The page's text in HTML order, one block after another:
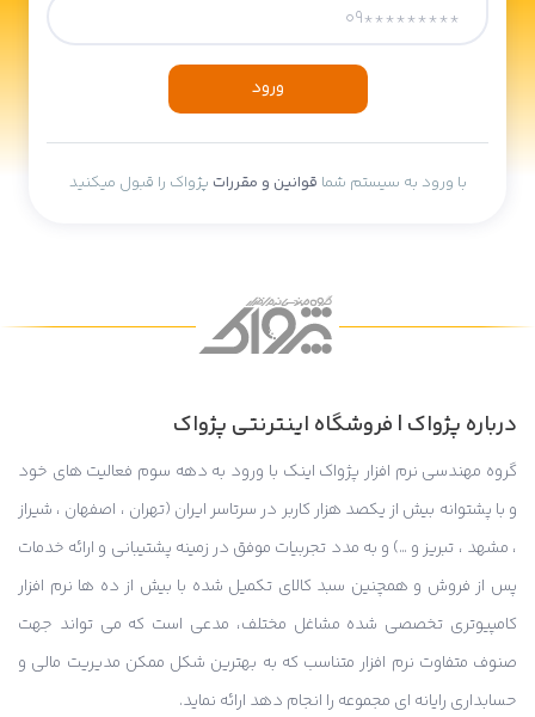
ورود
با ورود به سیستم شما قوانین و مقررات پژواک را قبول میکنید
درباره پژواک | فروشگاه اینترنتی پژواک
گروه مهندسی نرم افزار پژواک اینک با ورود به دهه سوم فعالیت های خود
و با پشتوانه بیش از یکصد هزار کاربر در سرتاسر ایران (تهران ، اصفهان ، شیراز
، مشهد ، تبریز و …) و به مدد تجربیات موفق در زمینه پشتیبانی و ارائه خدمات
پس از فروش و همچنین سبد کالای تکمیل شده با بیش از ده ها نرم افزار
کامپیوتری تخصصی شده مشاغل مختلف، مدعی است که می تواند جهت
صنوف متفاوت نرم افزار متناسب که به بهترین شکل ممکن مدیریت مالی و
حسابداری رایانه ای مجموعه را انجام دهد ارائه نماید.